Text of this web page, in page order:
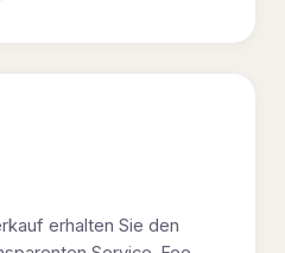
erhalten Sie den